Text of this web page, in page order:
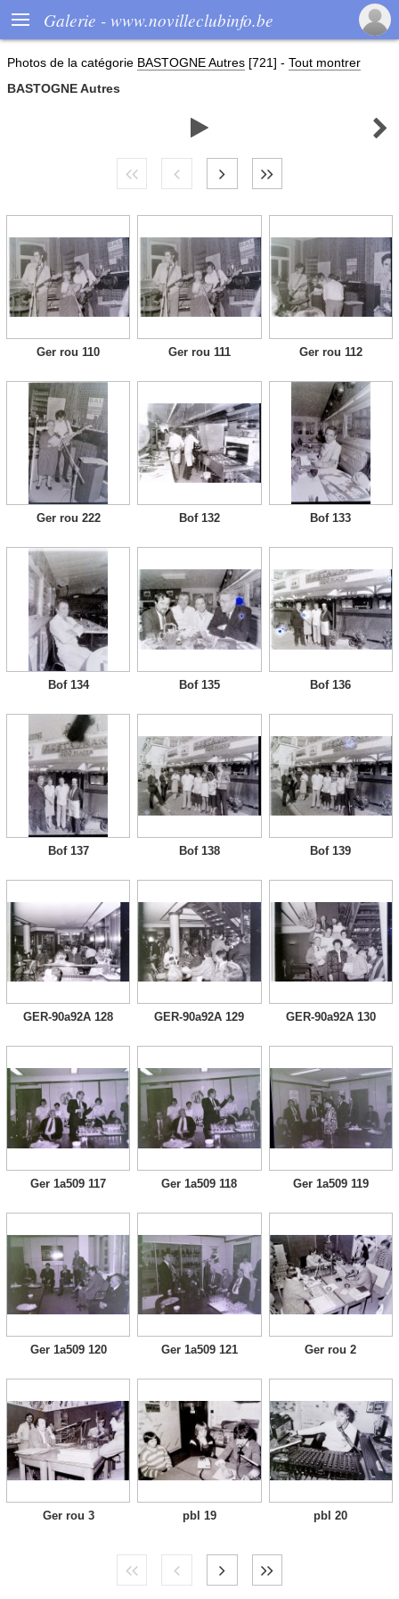
 Galerie - www.novilleclubinfo.be
Photos de la catégorie BASTOGNE Autres [721] - Tout montrer
BASTOGNE Autres
 
Ger rou 110 Ger rou 111 Ger rou 112
Ger rou 222 Bof 132 Bof 133
Bof 134 Bof 135 Bof 136
Bof 137 Bof 138 Bof 139
GER-90a92A 128 GER-90a92A 129 GER-90a92A 130
Ger 1a509 117 Ger 1a509 118 Ger 1a509 119
Ger 1a509 120 Ger 1a509 121 Ger rou 2
Ger rou 3 pbl 19 pbl 20